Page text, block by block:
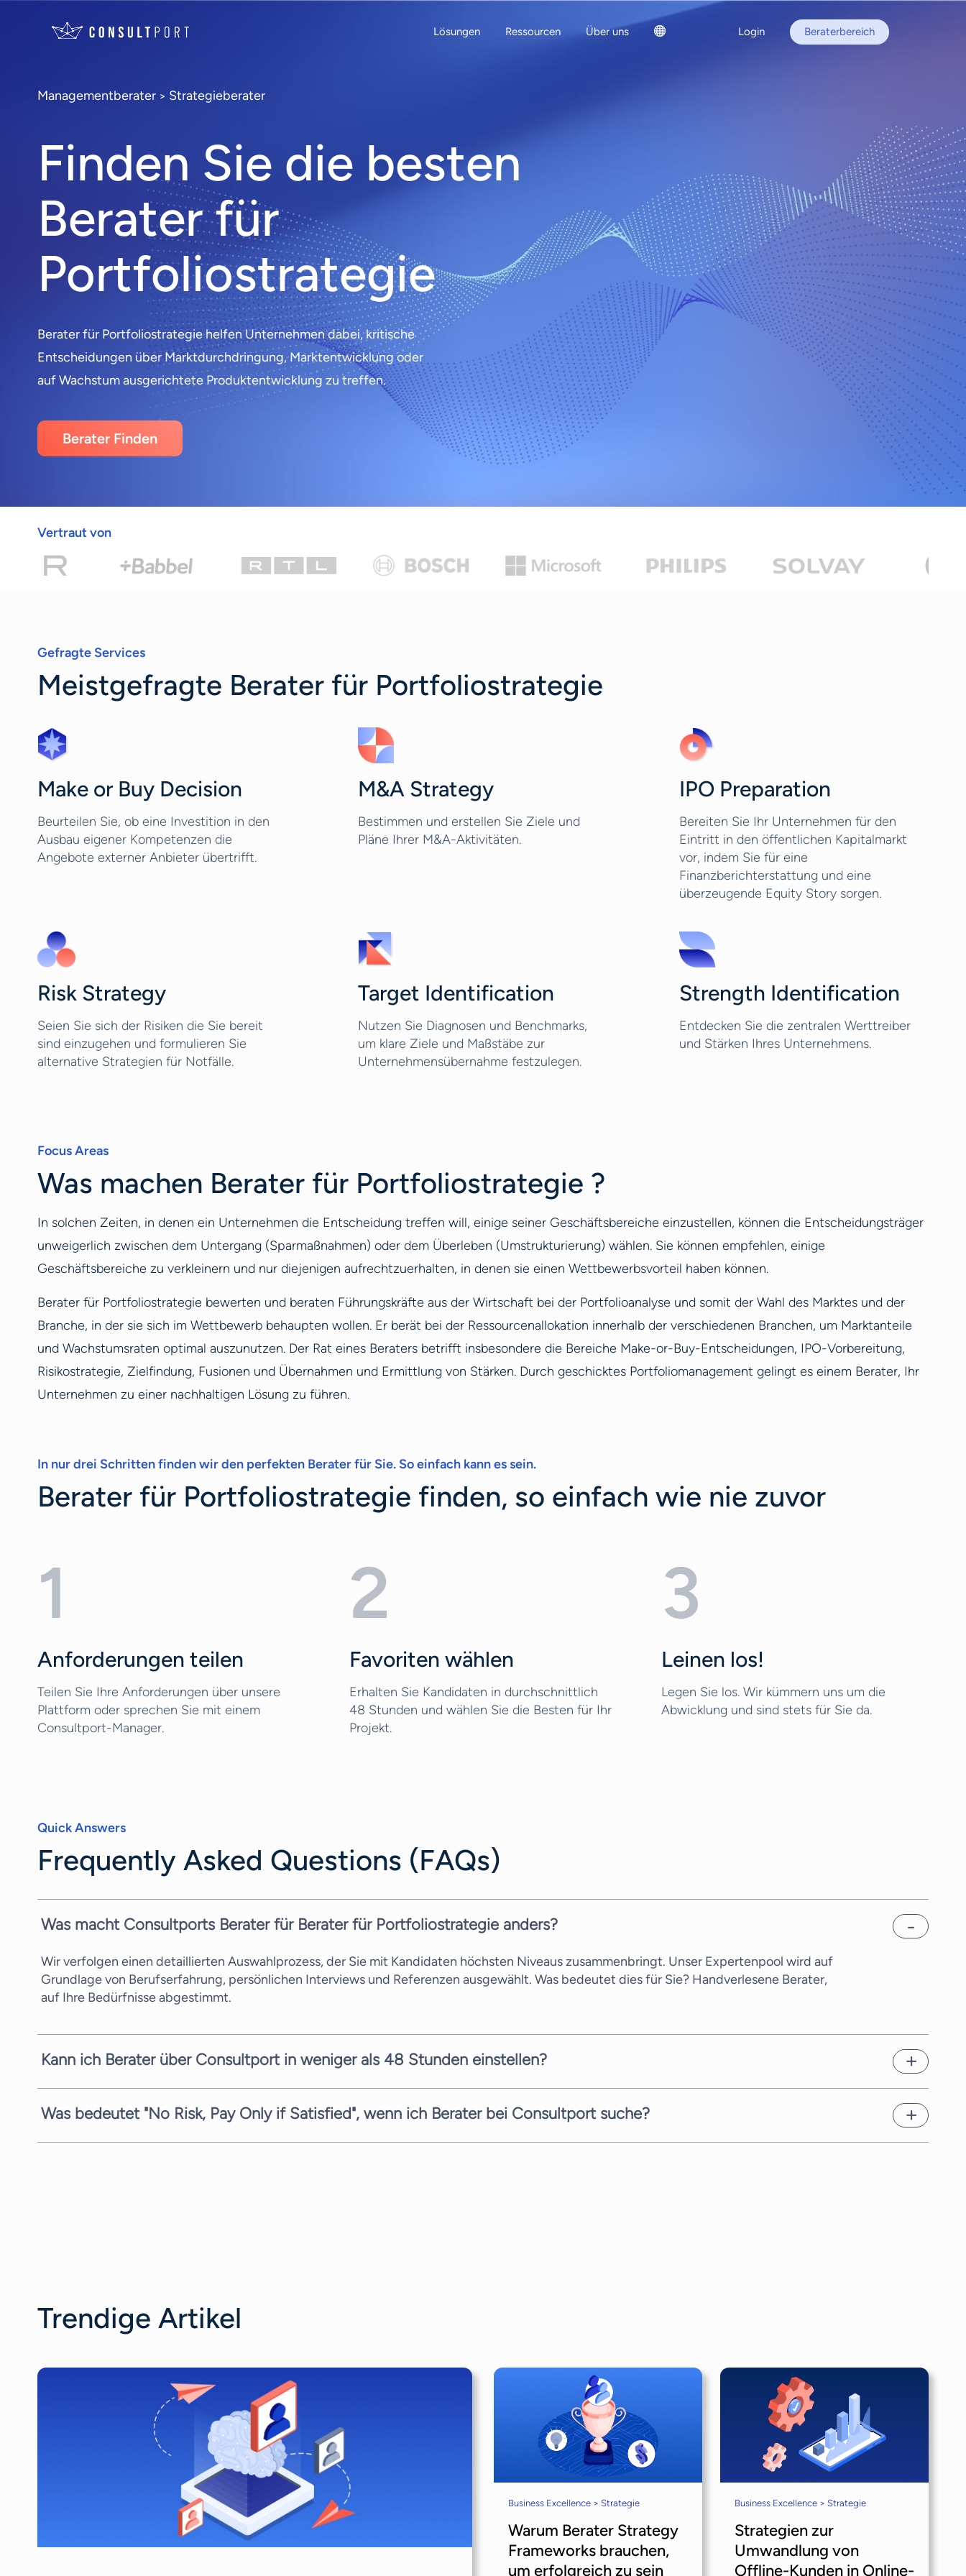
Lösungen Ressourcen Über uns Login Beraterbereich
Managementberater > Strategieberater
Finden Sie die besten
Berater für
Portfoliostrategie
Berater für Portfoliostrategie helfen Unternehmen dabei, kritische
Entscheidungen über Marktdurchdringung, Marktentwicklung oder
auf Wachstum ausgerichtete Produktentwicklung zu treffen.
Berater Finden
Vertraut von
Gefragte Services
Meistgefragte Berater für Portfoliostrategie
Make or Buy Decision
Beurteilen Sie, ob eine Investition in den
Ausbau eigener Kompetenzen die
Angebote externer Anbieter übertrifft.
M&A Strategy
Bestimmen und erstellen Sie Ziele und
Pläne Ihrer M&A-Aktivitäten.
IPO Preparation
Bereiten Sie Ihr Unternehmen für den
Eintritt in den öffentlichen Kapitalmarkt
vor, indem Sie für eine
Finanzberichterstattung und eine
überzeugende Equity Story sorgen.
Risk Strategy
Seien Sie sich der Risiken die Sie bereit
sind einzugehen und formulieren Sie
alternative Strategien für Notfälle.
Target Identification
Nutzen Sie Diagnosen und Benchmarks,
um klare Ziele und Maßstäbe zur
Unternehmensübernahme festzulegen.
Strength Identification
Entdecken Sie die zentralen Werttreiber
und Stärken Ihres Unternehmens.
Focus Areas
Was machen Berater für Portfoliostrategie ?
In solchen Zeiten, in denen ein Unternehmen die Entscheidung treffen will, einige seiner Geschäftsbereiche einzustellen, können die Entscheidungsträger
unweigerlich zwischen dem Untergang (Sparmaßnahmen) oder dem Überleben (Umstrukturierung) wählen. Sie können empfehlen, einige
Geschäftsbereiche zu verkleinern und nur diejenigen aufrechtzuerhalten, in denen sie einen Wettbewerbsvorteil haben können.
Berater für Portfoliostrategie bewerten und beraten Führungskräfte aus der Wirtschaft bei der Portfolioanalyse und somit der Wahl des Marktes und der
Branche, in der sie sich im Wettbewerb behaupten wollen. Er berät bei der Ressourcenallokation innerhalb der verschiedenen Branchen, um Marktanteile
und Wachstumsraten optimal auszunutzen. Der Rat eines Beraters betrifft insbesondere die Bereiche Make-or-Buy-Entscheidungen, IPO-Vorbereitung,
Risikostrategie, Zielfindung, Fusionen und Übernahmen und Ermittlung von Stärken. Durch geschicktes Portfoliomanagement gelingt es einem Berater, Ihr
Unternehmen zu einer nachhaltigen Lösung zu führen.
In nur drei Schritten finden wir den perfekten Berater für Sie. So einfach kann es sein.
Berater für Portfoliostrategie finden, so einfach wie nie zuvor
1
Anforderungen teilen
Teilen Sie Ihre Anforderungen über unsere
Plattform oder sprechen Sie mit einem
Consultport-Manager.
2
Favoriten wählen
Erhalten Sie Kandidaten in durchschnittlich
48 Stunden und wählen Sie die Besten für Ihr
Projekt.
3
Leinen los!
Legen Sie los. Wir kümmern uns um die
Abwicklung und sind stets für Sie da.
Quick Answers
Frequently Asked Questions (FAQs)
Was macht Consultports Berater für Berater für Portfoliostrategie anders?
Wir verfolgen einen detaillierten Auswahlprozess, der Sie mit Kandidaten höchsten Niveaus zusammenbringt. Unser Expertenpool wird auf
Grundlage von Berufserfahrung, persönlichen Interviews und Referenzen ausgewählt. Was bedeutet dies für Sie? Handverlesene Berater,
auf Ihre Bedürfnisse abgestimmt.
Kann ich Berater über Consultport in weniger als 48 Stunden einstellen?
Kandidaten zu vermitteln.
Was bedeutet "No Risk, Pay Only if Satisfied", wenn ich Berater bei Consultport suche?
Trendige Artikel
Business Excellence > Strategie
Warum Berater Strategy
Frameworks brauchen,
um erfolgreich zu sein
Business Excellence > Strategie
Strategien zur
Umwandlung von
Offline-Kunden in Online-